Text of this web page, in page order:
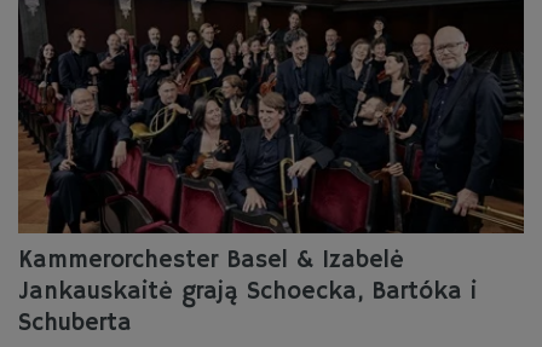
Kammerorchester Basel & Izabelė
Jankauskaitė grają Schoecka, Bartóka i
Schuberta